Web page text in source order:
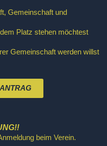
Gemeinschaft und
Platz stehen möchtest
Gemeinschaft werden willst
beim Verein.